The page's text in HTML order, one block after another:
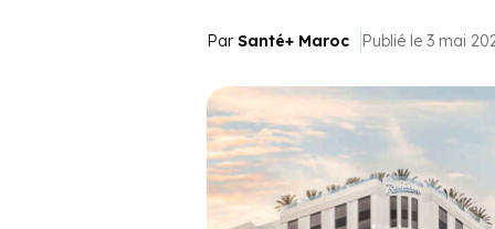
Par Santé+ Maroc Publié le 3 mai